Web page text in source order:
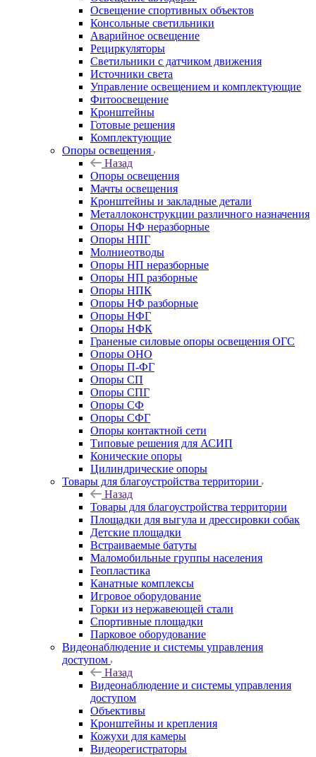
Освещение спортивных объектов
Консольные светильники
Аварийное освещение
Рециркуляторы
Светильники с датчиком движения
Источники света
Управление освещением и комплектующие
Фитоосвещение
Кронштейны
Готовые решения
Комплектующие
Опоры освещения
Назад
Опоры освещения
Мачты освещения
Кронштейны и закладные детали
Металлоконструкции различного назначения
Опоры НФ неразборные
Опоры НПГ
Молниеотводы
Опоры НП неразборные
Опоры НП разборные
Опоры НПК
Опоры НФ разборные
Опоры НФГ
Опоры НФК
Граненые силовые опоры освещения ОГС
Опоры ОНО
Опоры П-ФГ
Опоры СП
Опоры СПГ
Опоры СФ
Опоры СФГ
Опоры контактной сети
Типовые решения для АСИП
Конические опоры
Цилиндрические опоры
Товары для благоустройства территории
Назад
Товары для благоустройства территории
Площадки для выгула и дрессировки собак
Детские площадки
Встраиваемые батуты
Маломобильные группы населения
Геопластика
Канатные комплексы
Игровое оборудование
Горки из нержавеющей стали
Спортивные площадки
Парковое оборудование
Видеонаблюдение и системы управления
доступом
Назад
Видеонаблюдение и системы управления
доступом
Объективы
Кронштейны и крепления
Кожухи для камеры
Видеорегистраторы